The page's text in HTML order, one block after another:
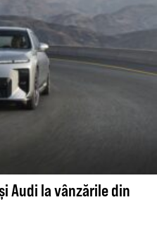
Audi la vânzările din